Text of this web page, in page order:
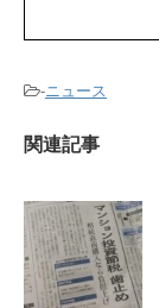
-ニュース
関連記事